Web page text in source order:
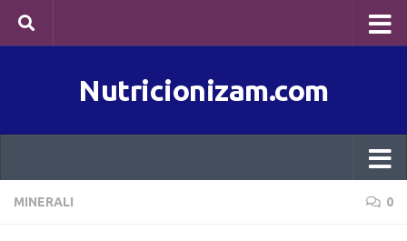
Skip to content
Nutricionizam.com
MINERALI 0